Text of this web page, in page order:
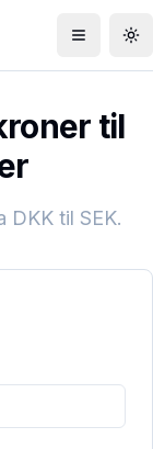
Åbn menu
til
DKKtil SEK.